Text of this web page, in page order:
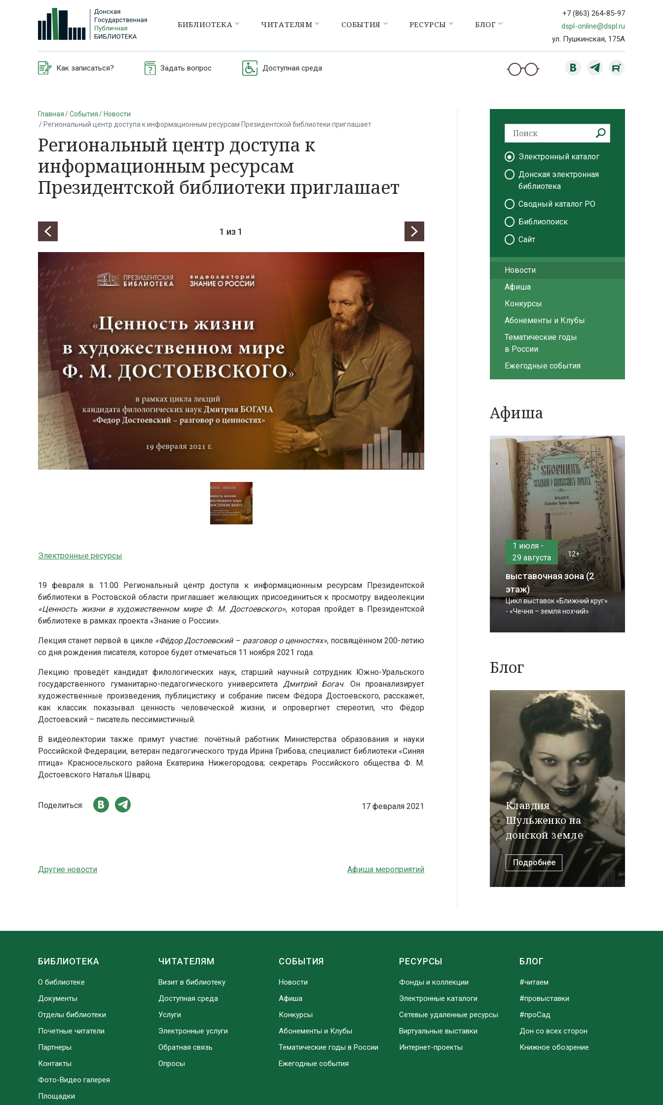
БИБЛИОТЕКА ЧИТАТЕЛЯМ СОБЫТИЯ РЕСУРСЫ БЛОГ
+7 (863) 264-85-97
dspl-online@dspl.ru
ул. Пушкинская, 175А
Как записаться? Задать вопрос Доступная среда
Главная События
Новости
Региональный центр доступа к информационным ресурсам Президентской библиотеки приглашает
Региональный центр доступа к
информационным ресурсам
Президентской библиотеки приглашает
1 из 1
Электронные ресурсы
19 февраля в 11.00 Региональный центр доступа к информационным ресурсам Президентской
библиотеки в Ростовской области приглашает желающих присоединиться к просмотру видеолекции
«Ценность жизни в художественном мире Ф. М. Достоевского», которая пройдет в Президентской
библиотеке в рамках проекта «Знание о России».
Лекция станет первой в цикле «Фёдор Достоевский – разговор о ценностях», посвящённом 200-летию
со дня рождения писателя, которое будет отмечаться 11 ноября 2021 года.
Лекцию проведёт кандидат филологических наук, старший научный сотрудник Южно-Уральского
государственного гуманитарно-педагогического университета Дмитрий Богач. Он проанализирует
художественные произведения, публицистику и собрание писем Фёдора Достоевского, расскажет,
как классик показывал ценность человеческой жизни, и опровергнет стереотип, что Фёдор
Достоевский – писатель пессимистичный.
В видеолектории также примут участие: почётный работник Министерства образования и науки
Российской Федерации, ветеран педагогического труда Ирина Грибова; специалист библиотеки «Синяя
птица» Красносельского района Екатерина Нижегородова; секретарь Российского общества Ф. М.
Достоевского Наталья Шварц.
Поделиться: 17 февраля 2021
Другие новости Афиша мероприятий
Электронный каталог
Донская электронная
библиотека
Сводный каталог РО
Библиопоиск
Сайт
Новости
Афиша
Конкурсы
Абонементы и Клубы
Тематические годы
в России
Ежегодные события
Афиша
1 июля -
29 августа
12+
выставочная зона (2
этаж)
Цикл выставок «Ближний круг»
- «Чечня – земля нохчий»
Блог
Клавдия
Шульженко на
донской земле
Подробнее
БИБЛИОТЕКА
О библиотеке
Документы
Отделы библиотеки
Почетные читатели
Партнеры
Контакты
Фото-Видео галерея
Площадки
ЧИТАТЕЛЯМ
Визит в библиотеку
Доступная среда
Услуги
Электронные услуги
Обратная связь
Опросы
СОБЫТИЯ
Новости
Афиша
Конкурсы
Абонементы и Клубы
Тематические годы в России
Ежегодные события
РЕСУРСЫ
Фонды и коллекции
Электронные каталоги
Сетевые удаленные ресурсы
Виртуальные выставки
Интернет-проекты
БЛОГ
#читаем
#провыставки
#проСад
Дон со всех сторон
Книжное обозрение